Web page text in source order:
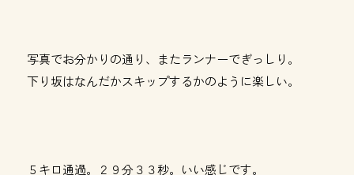
写真でお分かりの通り、またランナーでぎっしり。
下り坂はなんだかスキップするかのように楽しい。
５キロ通過。２９分３３秒。いい感じです。